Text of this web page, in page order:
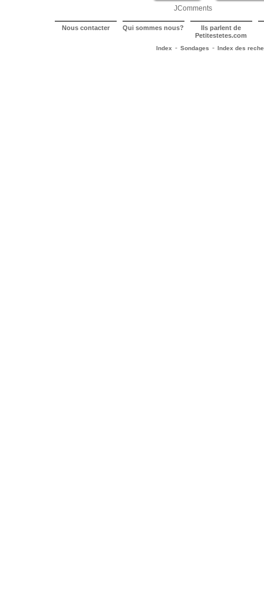
JComments
Nous contacter Qui sommes nous? Ils parlent de
Petitestetes.com
Index - Sondages - Index des